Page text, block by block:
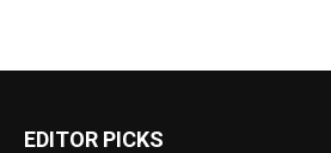
EDITOR PICKS